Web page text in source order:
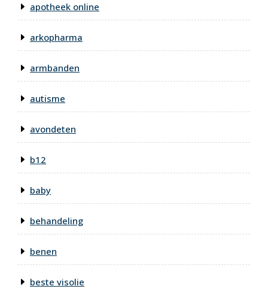
apotheek online
arkopharma
armbanden
autisme
avondeten
b12
baby
behandeling
benen
beste visolie